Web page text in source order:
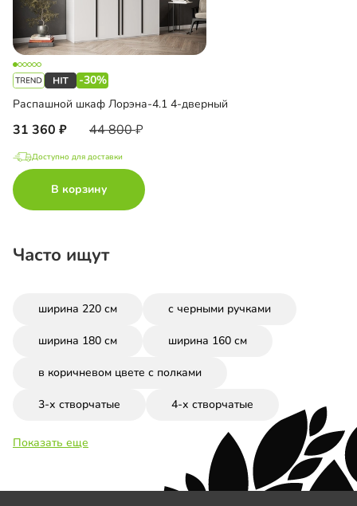
-30%
Распашной шкаф Лорэна-4.1 4-дверный
31 360 44 800
Доступно для доставки
В корзину
Часто ищут
ширина 220 см с черными ручками
ширина 180 см ширина 160 см
в коричневом цвете с полками
3-х створчатые 4-х створчатые
Показать еще